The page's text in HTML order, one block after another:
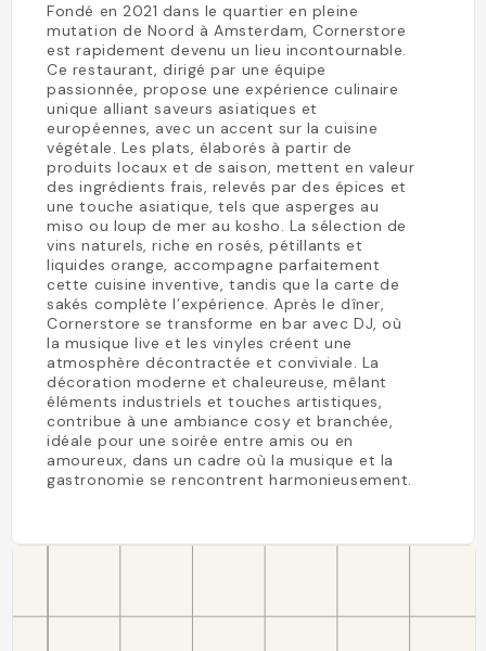
Fondé en 2021 dans le quartier en pleine
mutation de Noord à Amsterdam, Cornerstore
est rapidement devenu un lieu incontournable.
Ce restaurant, dirigé par une équipe
passionnée, propose une expérience culinaire
unique alliant saveurs asiatiques et
européennes, avec un accent sur la cuisine
végétale. Les plats, élaborés à partir de
produits locaux et de saison, mettent en valeur
des ingrédients frais, relevés par des épices et
une touche asiatique, tels que asperges au
miso ou loup de mer au kosho. La sélection de
vins naturels, riche en rosés, pétillants et
liquides orange, accompagne parfaitement
cette cuisine inventive, tandis que la carte de
sakés complète l’expérience. Après le dîner,
Cornerstore se transforme en bar avec DJ, où
la musique live et les vinyles créent une
atmosphère décontractée et conviviale. La
décoration moderne et chaleureuse, mêlant
éléments industriels et touches artistiques,
contribue à une ambiance cosy et branchée,
idéale pour une soirée entre amis ou en
amoureux, dans un cadre où la musique et la
gastronomie se rencontrent harmonieusement.